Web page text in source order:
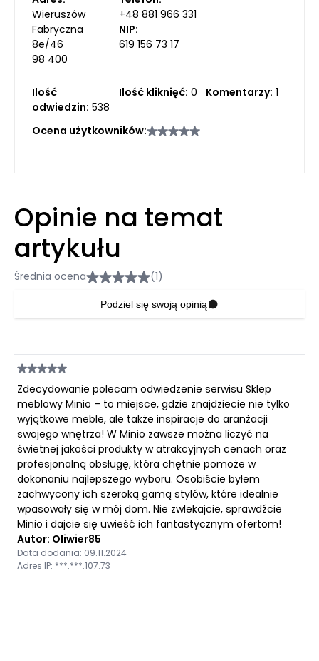
Wieruszów
Fabryczna
8e/46
98 400
+48 881 966 331
NIP:
619 156 73 17
Ilość
odwiedzin: 538
Ilość kliknięć: 0 Komentarzy: 1
Ocena użytkowników:
Opinie na temat
artykułu
Średnia ocena (1)
Podziel się swoją opinią
Zdecydowanie polecam odwiedzenie serwisu Sklep
meblowy Minio – to miejsce, gdzie znajdziecie nie tylko
wyjątkowe meble, ale także inspiracje do aranżacji
swojego wnętrza! W Minio zawsze można liczyć na
świetnej jakości produkty w atrakcyjnych cenach oraz
profesjonalną obsługę, która chętnie pomoże w
dokonaniu najlepszego wyboru. Osobiście byłem
zachwycony ich szeroką gamą stylów, które idealnie
wpasowały się w mój dom. Nie zwlekajcie, sprawdźcie
Minio i dajcie się uwieść ich fantastycznym ofertom!
Autor: Oliwier85
Data dodania: 09.11.2024
Adres IP: ***.***.107.73